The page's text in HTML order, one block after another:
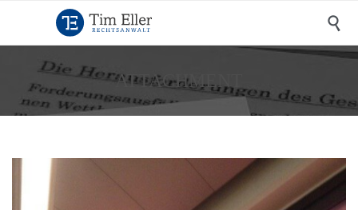

ATTACHMENT